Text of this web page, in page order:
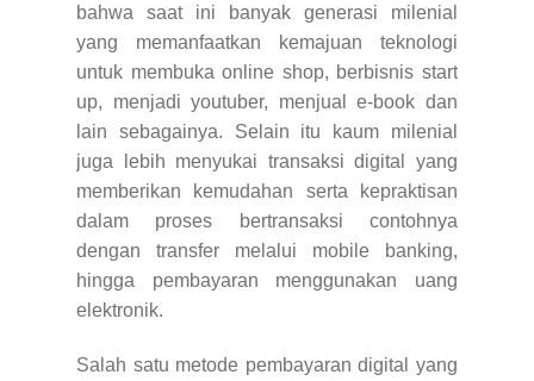
bahwa saat ini banyak generasi milenial
yang memanfaatkan kemajuan teknologi
untuk membuka online shop, berbisnis start
up, menjadi youtuber, menjual e-book dan
lain sebagainya. Selain itu kaum milenial
juga lebih menyukai transaksi digital yang
memberikan kemudahan serta kepraktisan
dalam proses bertransaksi contohnya
dengan transfer melalui mobile banking,
hingga pembayaran menggunakan uang
elektronik.
Salah satu metode pembayaran digital yang